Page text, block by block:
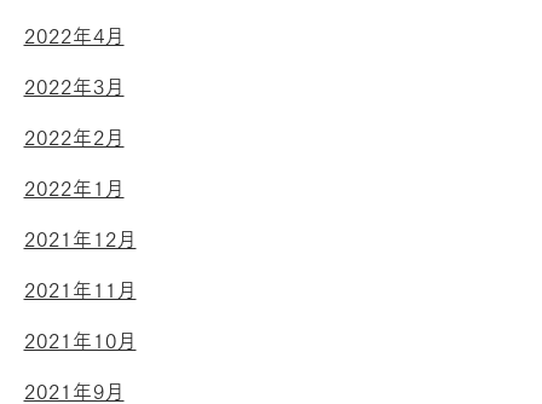
2022年4月
2022年3月
2022年2月
2022年1月
2021年12月
2021年11月
2021年10月
2021年9月